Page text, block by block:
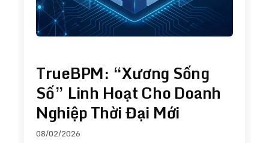
TrueBPM: “Xương Sống
Số” Linh Hoạt Cho Doanh
Nghiệp Thời Đại Mới
08/02/2026